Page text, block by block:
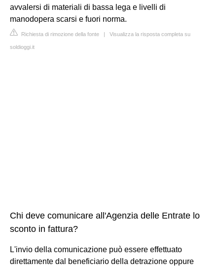
avvalersi di materiali di bassa lega e livelli di
manodopera scarsi e fuori norma.
Richiesta di rimozione della fonte | Visualizza la risposta completa su
soldioggi.it
Chi deve comunicare all'Agenzia delle Entrate lo
sconto in fattura?
L'invio della comunicazione può essere effettuato
direttamente dal beneficiario della detrazione oppure